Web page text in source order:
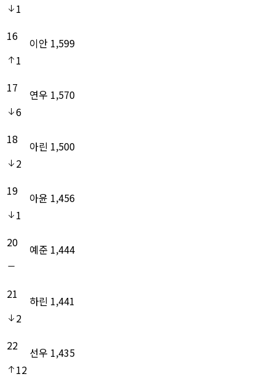
1
16
1
이안 1,599
17
6
연우 1,570
18
2
아린 1,500
19
1
아윤 1,456
20 예준 1,444
21
2
하린 1,441
22
12
선우 1,435